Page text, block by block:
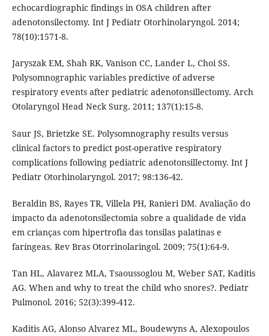
echocardiographic findings in OSA children after
adenotonsilectomy. Int J Pediatr Otorhinolaryngol. 2014;
78(10):1571-8.
Jaryszak EM, Shah RK, Vanison CC, Lander L, Choi SS.
Polysomnographic variables predictive of adverse
respiratory events after pediatric adenotonsillectomy. Arch
Otolaryngol Head Neck Surg. 2011; 137(1):15-8.
Saur JS, Brietzke SE. Polysomnography results versus
clinical factors to predict post-operative respiratory
complications following pediatric adenotonsillectomy. Int J
Pediatr Otorhinolaryngol. 2017; 98:136-42.
Beraldin BS, Rayes TR, Villela PH, Ranieri DM. Avaliação do
impacto da adenotonsilectomia sobre a qualidade de vida
em crianças com hipertrofia das tonsilas palatinas e
faríngeas. Rev Bras Otorrinolaringol. 2009; 75(1):64-9.
Tan HL, Alavarez MLA, Tsaoussoglou M, Weber SAT, Kaditis
AG. When and why to treat the child who snores?. Pediatr
Pulmonol. 2016; 52(3):399-412.
Kaditis AG, Alonso Alvarez ML, Boudewyns A, Alexopoulos